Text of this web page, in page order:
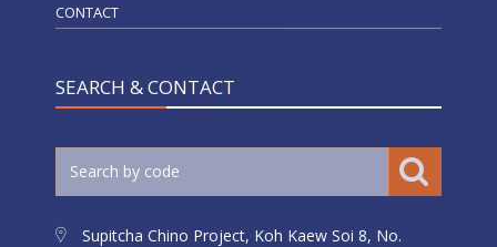
CONTACT
SEARCH & CONTACT
Supitcha Chino Project, Koh Kaew Soi 8, No.